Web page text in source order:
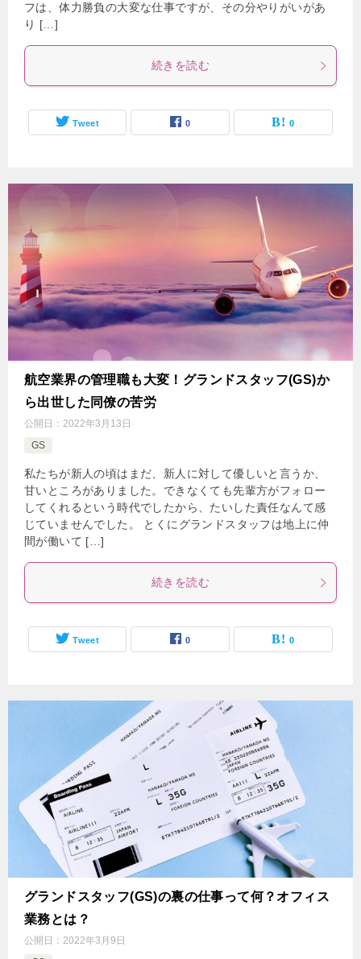
フは、体力勝負の大変な仕事ですが、その分やりがいがあ
り […]
続きを読む
Tweet 0 0
航空業界の管理職も大変！グランドスタッフ(GS)か
ら出世した同僚の苦労
公開日： 2022年3月13日
GS
私たちが新人の頃はまだ、新人に対して優しいと言うか、
甘いところがありました。できなくても先輩方がフォロー
してくれるという時代でしたから、たいした責任なんて感
じていませんでした。 とくにグランドスタッフは地上に仲
間が働いて […]
続きを読む
Tweet 0 0
グランドスタッフ(GS)の裏の仕事って何？オフィス
業務とは？
公開日： 2022年3月9日